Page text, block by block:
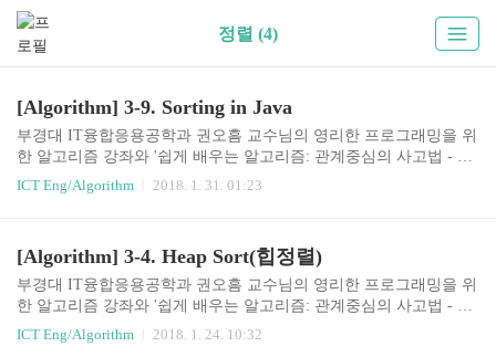
정렬 (4)
[Algorithm] 3-9. Sorting in Java
부경대 IT융합응용공학과 권오흠 교수님의 영리한 프로그래밍을 위
한 알고리즘 강좌와 '쉽게 배우는 알고리즘: 관계중심의 사고법 - 문
병로'등을 통한 알고리즘 학습 강좌 링크3-9. Sorting in Java일반적으
로 정렬은 가장 기본적인 알고리즘이기 때문에, 대부분의 프로그래
고 볼 수 있다.Java에서의 sorting을 알아본다. 기본 타입 데이터의 정
렬Arrays 클래스가 primitive 타입 데이터를 위한 정렬 메소드를 제공
한다. int[] data = new int[capacity]; ​ //data[0]에서 data[capacity-1]까지
ICT Eng/Algorithm 2018. 1. 31. 01:23
[Algorithm] 3-4. Heap Sort(힙정렬)
부경대 IT융합응용공학과 권오흠 교수님의 영리한 프로그래밍을 위
한 알고리즘 강좌와 '쉽게 배우는 알고리즘: 관계중심의 사고법 - 문
병로'등을 통한 알고리즘 학습 강좌 링크3-4. 힙 정렬(Heap Sort)Heap
과 Heap sort최악의 경우 시간복잡도 O(nlogn)Sorts in place - 추가 배
ICT Eng/Algorithm 2018. 1. 24. 10:32